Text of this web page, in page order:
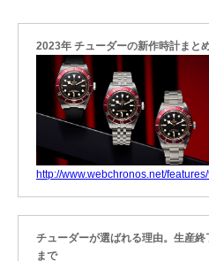
2023年 チューダーの新作時計まと
http://www.webchronos.net/
チューダーが選ばれる理由。生産
まで